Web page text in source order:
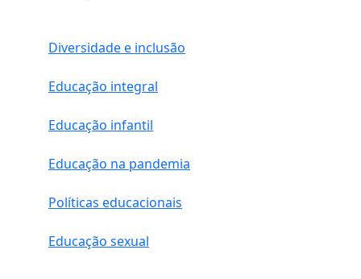
Diversidade e inclusão
Educação integral
Educação infantil
Educação na pandemia
Políticas educacionais
Educação sexual